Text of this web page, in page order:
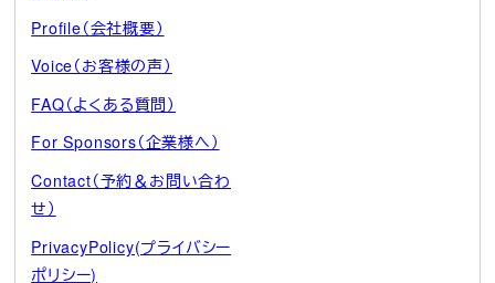
Profile（会社概要）
Voice（お客様の声）
FAQ（よくある質問）
For Sponsors（企業様へ）
Contact（予約＆お問い合わ
せ）
PrivacyPolicy(プライバシー
ポリシー)